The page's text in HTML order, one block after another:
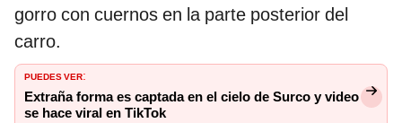
gorro con cuernos en la parte posterior del
carro.
PUEDES VER:
Extraña forma es captada en el cielo de Surco y video
se hace viral en TikTok